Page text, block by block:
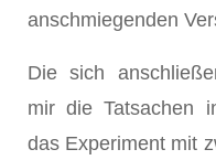
anschmiegenden
Die sich
mir die Tatsachen
das Experiment mit